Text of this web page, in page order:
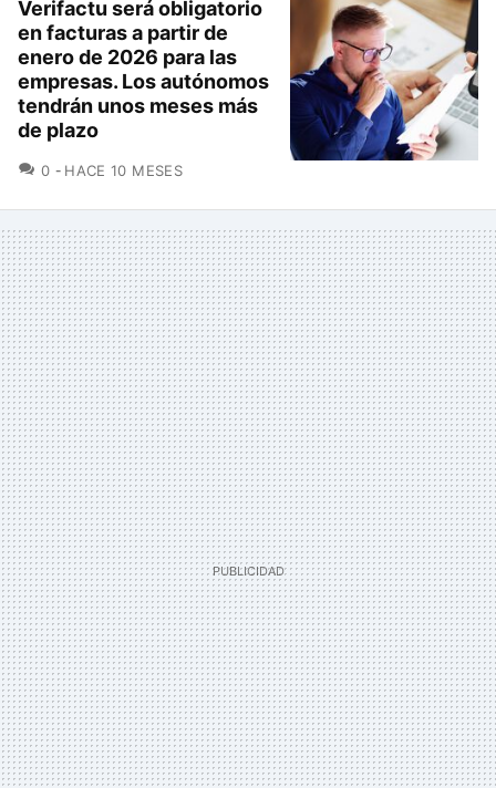
Verifactu será obligatorio
en facturas a partir de
enero de 2026 para las
empresas. Los autónomos
tendrán unos meses más
de plazo
0 COMENTARIOS
HACE 10 MESES